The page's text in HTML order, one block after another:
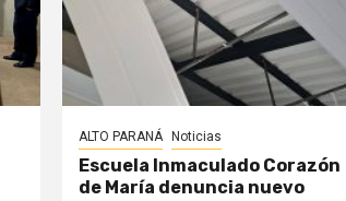
ALTO PARANÁ Noticias
Escuela Inmaculado Corazón
de María denuncia nuevo